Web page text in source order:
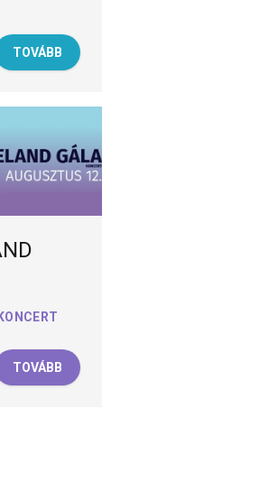
TOVÁBB
TOVÁBB